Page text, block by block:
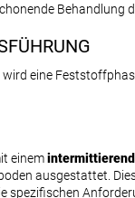
Behandlung
wird eine
einem
ausgestattet.
spezifischen